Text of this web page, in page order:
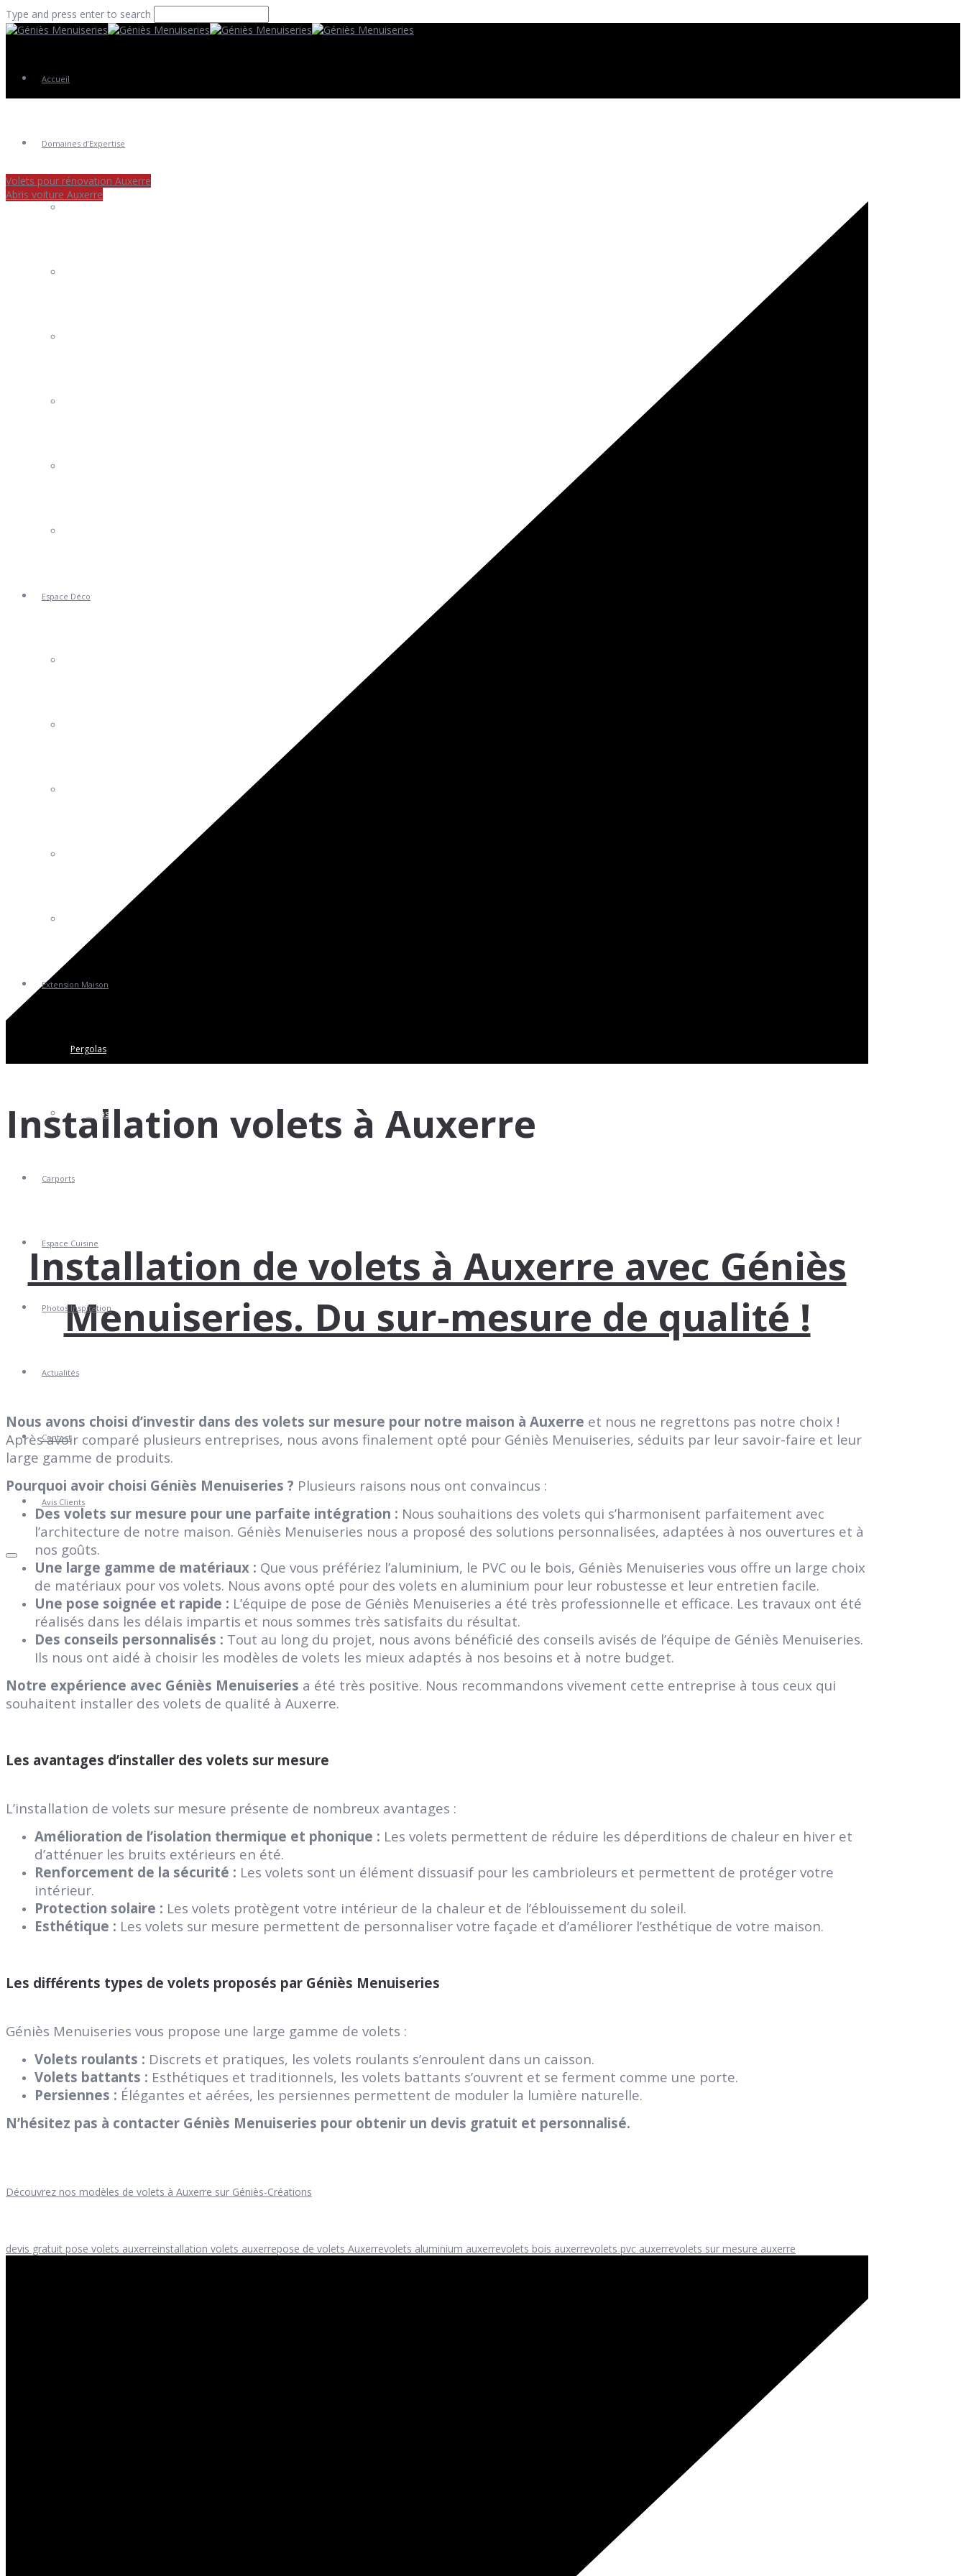
Type and press enter to search
Accueil
Domaines d’Expertise
Espace Déco
Extension Maison
Pergolas
Vérandas
Carports
Espace Cuisine
Photos Inspiration
Actualités
Contact
Avis Clients
Volets pour rénovation Auxerre
Abris voiture Auxerre
Installation volets à Auxerre
Installation de volets à Auxerre avec Géniès
Menuiseries. Du sur-mesure de qualité !
Nous avons choisi d’investir dans des volets sur mesure pour notre maison à Auxerre et nous ne regrettons pas notre choix !
Après avoir comparé plusieurs entreprises, nous avons finalement opté pour Géniès Menuiseries, séduits par leur savoir-faire et leur
large gamme de produits.
Pourquoi avoir choisi Géniès Menuiseries ? Plusieurs raisons nous ont convaincus :
Des volets sur mesure pour une parfaite intégration : Nous souhaitions des volets qui s’harmonisent parfaitement avec
l’architecture de notre maison. Géniès Menuiseries nous a proposé des solutions personnalisées, adaptées à nos ouvertures et à
nos goûts.
Une large gamme de matériaux : Que vous préfériez l’aluminium, le PVC ou le bois, Géniès Menuiseries vous offre un large choix
de matériaux pour vos volets. Nous avons opté pour des volets en aluminium pour leur robustesse et leur entretien facile.
Une pose soignée et rapide : L’équipe de pose de Géniès Menuiseries a été très professionnelle et efficace. Les travaux ont été
réalisés dans les délais impartis et nous sommes très satisfaits du résultat.
Des conseils personnalisés : Tout au long du projet, nous avons bénéficié des conseils avisés de l’équipe de Géniès Menuiseries.
Ils nous ont aidé à choisir les modèles de volets les mieux adaptés à nos besoins et à notre budget.
Notre expérience avec Géniès Menuiseries a été très positive. Nous recommandons vivement cette entreprise à tous ceux qui
souhaitent installer des volets de qualité à Auxerre.
Les avantages d’installer des volets sur mesure
L’installation de volets sur mesure présente de nombreux avantages :
Amélioration de l’isolation thermique et phonique : Les volets permettent de réduire les déperditions de chaleur en hiver et
d’atténuer les bruits extérieurs en été.
Renforcement de la sécurité : Les volets sont un élément dissuasif pour les cambrioleurs et permettent de protéger votre
intérieur.
Protection solaire : Les volets protègent votre intérieur de la chaleur et de l’éblouissement du soleil.
Esthétique : Les volets sur mesure permettent de personnaliser votre façade et d’améliorer l’esthétique de votre maison.
Les différents types de volets proposés par Géniès Menuiseries
Géniès Menuiseries vous propose une large gamme de volets :
Volets roulants : Discrets et pratiques, les volets roulants s’enroulent dans un caisson.
Volets battants : Esthétiques et traditionnels, les volets battants s’ouvrent et se ferment comme une porte.
Persiennes : Élégantes et aérées, les persiennes permettent de moduler la lumière naturelle.
N’hésitez pas à contacter Géniès Menuiseries pour obtenir un devis gratuit et personnalisé.
Découvrez nos modèles de volets à Auxerre sur Géniès-Créations
devis gratuit pose volets auxerreinstallation volets auxerrepose de volets Auxerrevolets aluminium auxerrevolets bois auxerrevolets pvc auxerrevolets sur mesure auxerre